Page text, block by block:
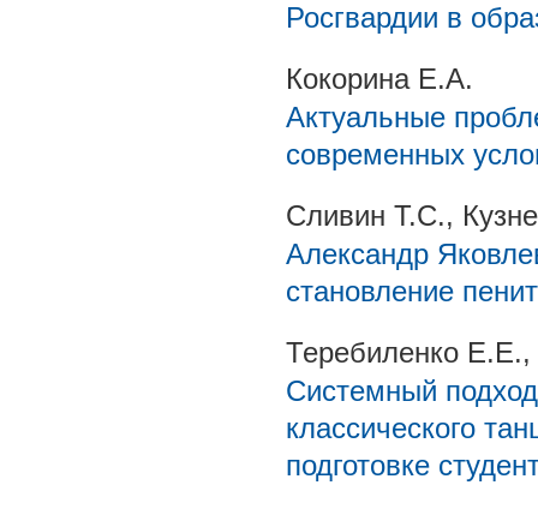
Росгвардии в
Кокорина Е.А.
Актуальные
современных
Сливин Т.С.,
Александр
становление
Теребиленко
Системный
классического
подготовке